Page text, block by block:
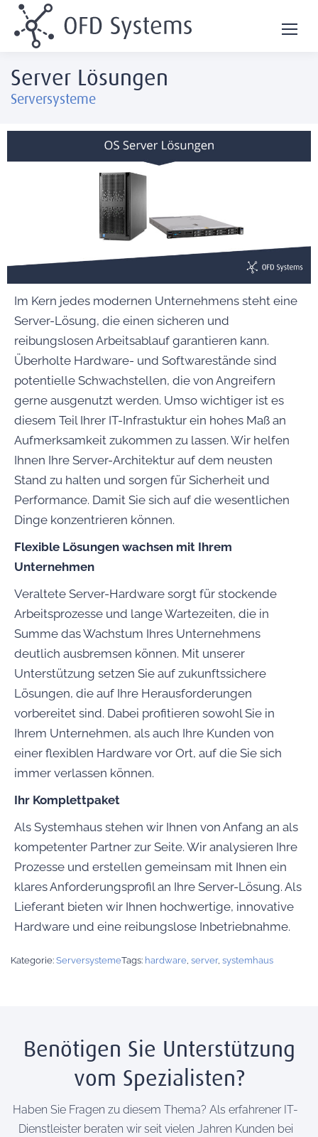
Server Lösungen
Serversysteme
Im Kern jedes modernen Unternehmens steht eine
Server-Lösung, die einen sicheren und
reibungslosen Arbeitsablauf garantieren kann.
Überholte Hardware- und Softwarestände sind
potentielle Schwachstellen, die von Angreifern
gerne ausgenutzt werden. Umso wichtiger ist es
diesem Teil Ihrer IT-Infrastuktur ein hohes Maß an
Aufmerksamkeit zukommen zu lassen. Wir helfen
Ihnen Ihre Server-Architektur auf dem neusten
Stand zu halten und sorgen für Sicherheit und
Performance. Damit Sie sich auf die wesentlichen
Dinge konzentrieren können.
Flexible Lösungen wachsen mit Ihrem
Unternehmen
Veraltete Server-Hardware sorgt für stockende
Arbeitsprozesse und lange Wartezeiten, die in
Summe das Wachstum Ihres Unternehmens
deutlich ausbremsen können. Mit unserer
Unterstützung setzen Sie auf zukunftssichere
Lösungen, die auf Ihre Herausforderungen
vorbereitet sind. Dabei profitieren sowohl Sie in
Ihrem Unternehmen, als auch Ihre Kunden von
einer flexiblen Hardware vor Ort, auf die Sie sich
immer verlassen können.
Ihr Komplettpaket
Als Systemhaus stehen wir Ihnen von Anfang an als
kompetenter Partner zur Seite. Wir analysieren Ihre
Prozesse und erstellen gemeinsam mit Ihnen ein
klares Anforderungsprofil an Ihre Server-Lösung. Als
Lieferant bieten wir Ihnen hochwertige, innovative
Hardware und eine reibungslose Inbetriebnahme.
Kategorie: ServersystemeTags: hardware server, systemhaus
Benötigen Sie Unterstützung
vom Spezialisten?
Haben Sie Fragen zu diesem Thema? Als erfahrener IT-
Dienstleister beraten wir seit vielen Jahren Kunden bei